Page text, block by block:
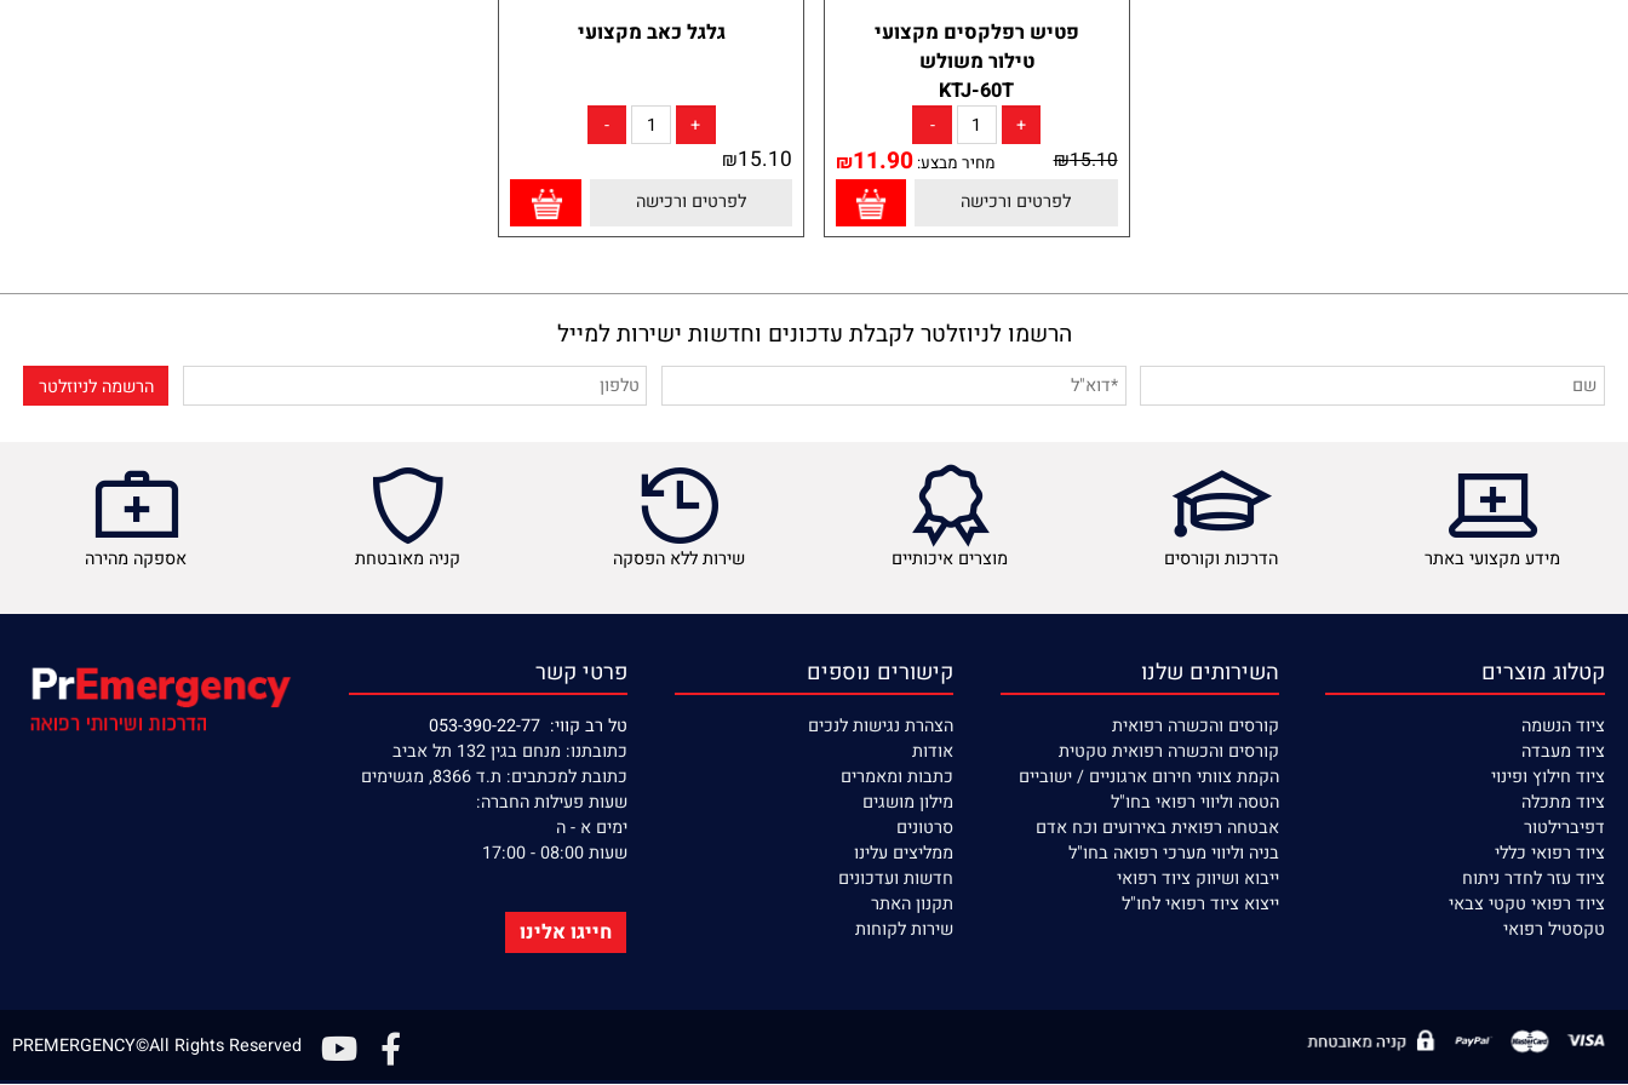
פטיש רפלקסים מקצועי
טילור משולש
KTJ-60T
מחיר מבצע: ₪11.90
לפרטים ורכישה לפרטים ורכישה
הרשמו לניוזלטר לקבלת עדכונים וחדשות ישירות למייל
מוצרים
ופינוי
כללי
לחדר ניתוח
השירותים שלנו
והכשרה רפואית
קורסים והכשרה רפואית טקטית
הקמת צוותי חירום ארגוניים / ישוביים
הטסה וליווי רפואי בחו"ל
אבטחה רפואית באירועים וכח אדם
בניה וליווי מערכי רפואה בחו"ל
קישורים נוספים
הצהרת נגישות לנכים
אודות
כתבות ומאמרים
מילון מושגים
סרטונים
ממליצים עלינו
חדשות ועדכונים
פרטי קשר
טל רב קווי: 053-390-22-77
כתובתנו: מנחם בגין 132 תל אביב
כתובת למכתבים: ת.ד 8366, מגשימים
שעות פעילות החברה:
שעות 08:00 - 17:00